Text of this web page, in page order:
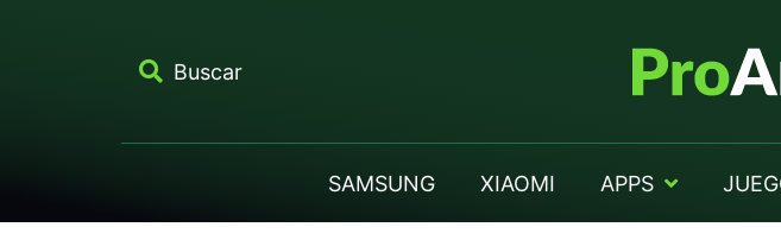
Buscar
SAMSUNG XIAOMI APPS